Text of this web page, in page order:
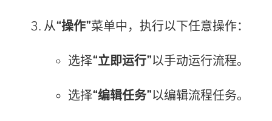
从“操作”菜单中，执行以下任意操作：
选择“立即运行”以手动运行流程。
选择“编辑任务”以编辑流程任务。